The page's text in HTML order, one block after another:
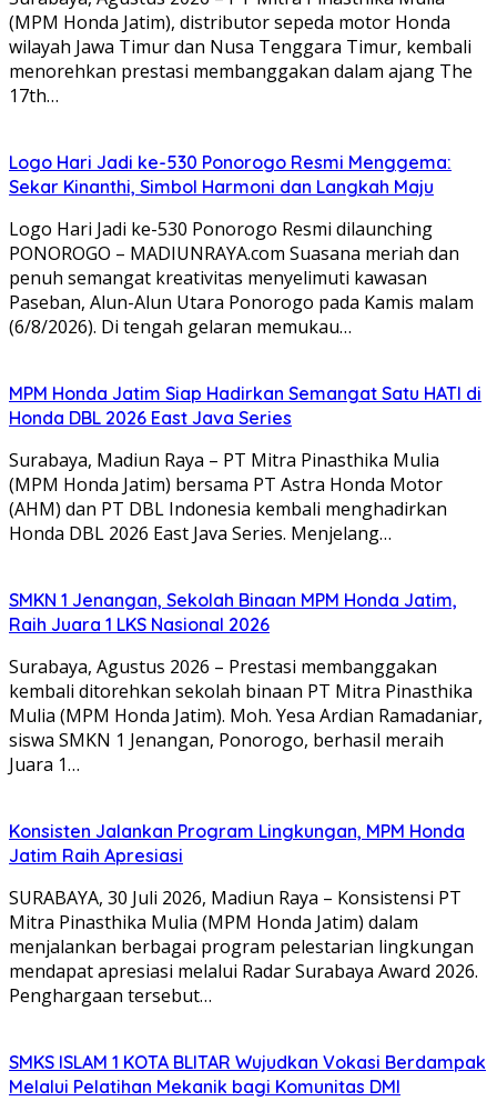
(MPM Honda Jatim), distributor sepeda motor Honda
wilayah Jawa Timur dan Nusa Tenggara Timur, kembali
menorehkan prestasi membanggakan dalam ajang The
17th…
Logo Hari Jadi ke-530 Ponorogo Resmi Menggema:
Sekar Kinanthi, Simbol Harmoni dan Langkah Maju
Logo Hari Jadi ke-530 Ponorogo Resmi dilaunching
PONOROGO – MADIUNRAYA.com Suasana meriah dan
penuh semangat kreativitas menyelimuti kawasan
Paseban, Alun-Alun Utara Ponorogo pada Kamis malam
(6/8/2026). Di tengah gelaran memukau…
MPM Honda Jatim Siap Hadirkan Semangat Satu HATI di
Honda DBL 2026 East Java Series
Surabaya, Madiun Raya – PT Mitra Pinasthika Mulia
(MPM Honda Jatim) bersama PT Astra Honda Motor
(AHM) dan PT DBL Indonesia kembali menghadirkan
Honda DBL 2026 East Java Series. Menjelang…
SMKN 1 Jenangan, Sekolah Binaan MPM Honda Jatim,
Raih Juara 1 LKS Nasional 2026
Surabaya, Agustus 2026 – Prestasi membanggakan
kembali ditorehkan sekolah binaan PT Mitra Pinasthika
Mulia (MPM Honda Jatim). Moh. Yesa Ardian Ramadaniar,
siswa SMKN 1 Jenangan, Ponorogo, berhasil meraih
Juara 1…
Konsisten Jalankan Program Lingkungan, MPM Honda
Jatim Raih Apresiasi
SURABAYA, 30 Juli 2026, Madiun Raya – Konsistensi PT
Mitra Pinasthika Mulia (MPM Honda Jatim) dalam
menjalankan berbagai program pelestarian lingkungan
mendapat apresiasi melalui Radar Surabaya Award 2026.
Penghargaan tersebut…
SMKS ISLAM 1 KOTA BLITAR Wujudkan Vokasi Berdampak
Melalui Pelatihan Mekanik bagi Komunitas DMI